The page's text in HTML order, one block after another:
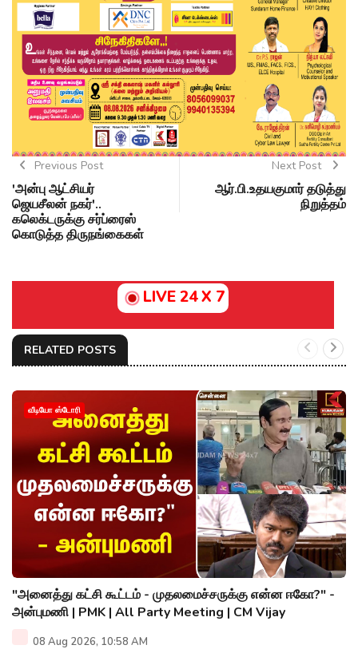
Previous Post
'அன்பு ஆட்சியர்
ஜெயசீலன் நகர்'..
கலெக்டருக்கு சர்ப்ரைஸ்
கொடுத்த திருநங்கைகள்
Next Post
ஆர்.பி.உதயகுமார் தடுத்து
நிறுத்தம்
LIVE 24 X 7
RELATED POSTS
வீடியோ ஸ்டோரி
"அனைத்து கட்சி கூட்டம் - முதலமைச்சருக்கு என்ன ஈகோ?" -
அன்புமணி | PMK | All Party Meeting | CM Vijay
08 Aug 2026, 10:58 AM